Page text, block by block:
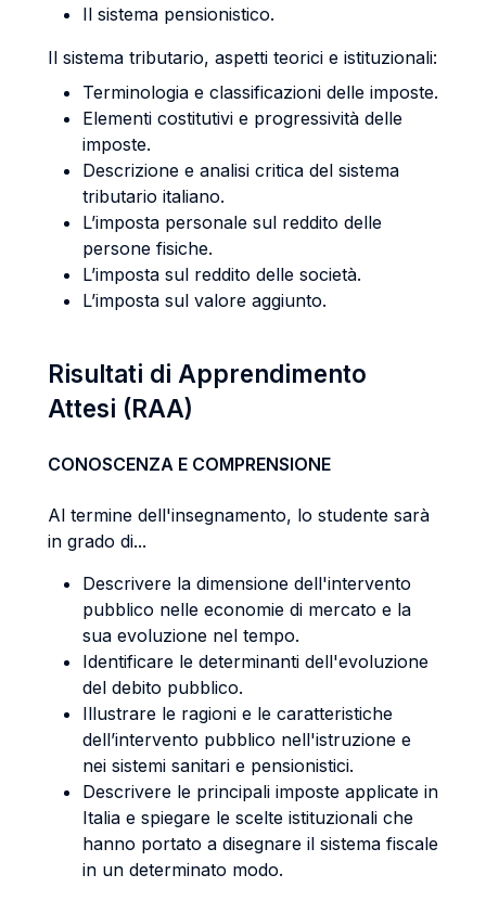
Il sistema pensionistico.
Il sistema tributario, aspetti teorici e istituzionali:
Terminologia e classificazioni delle imposte.
Elementi costitutivi e progressività delle
imposte.
Descrizione e analisi critica del sistema
tributario italiano.
L’imposta personale sul reddito delle
persone fisiche.
L’imposta sul reddito delle società.
L’imposta sul valore aggiunto.
Risultati di Apprendimento
Attesi (RAA)
CONOSCENZA E COMPRENSIONE
Al termine dell'insegnamento, lo studente sarà
in grado di...
Descrivere la dimensione dell'intervento
pubblico nelle economie di mercato e la
sua evoluzione nel tempo.
Identificare le determinanti dell'evoluzione
del debito pubblico.
Illustrare le ragioni e le caratteristiche
dell’intervento pubblico nell'istruzione e
nei sistemi sanitari e pensionistici.
Descrivere le principali imposte applicate in
Italia e spiegare le scelte istituzionali che
hanno portato a disegnare il sistema fiscale
in un determinato modo.